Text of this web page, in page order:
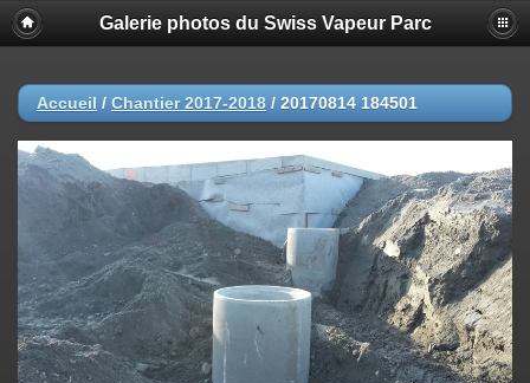
Galerie photos du Swiss Vapeur Parc
Accueil / Chantier 2017-2018 / 20170814 184501